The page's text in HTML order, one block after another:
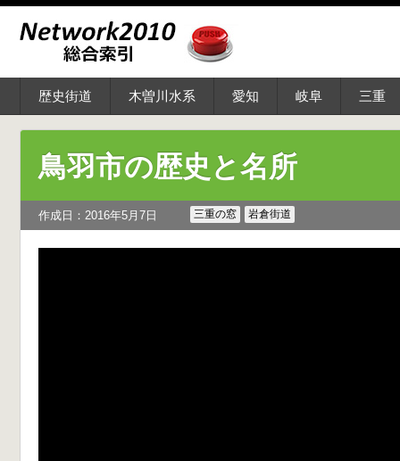
歴史街道 木曽川水系 愛知 岐阜 三重
鳥羽市の歴史と名所
作成日：2016年5月7日 三重の窓 岩倉街道